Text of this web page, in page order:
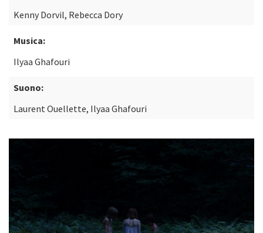
Kenny Dorvil, Rebecca Dory
Musica:
Ilyaa Ghafouri
Suono:
Laurent Ouellette, Ilyaa Ghafouri